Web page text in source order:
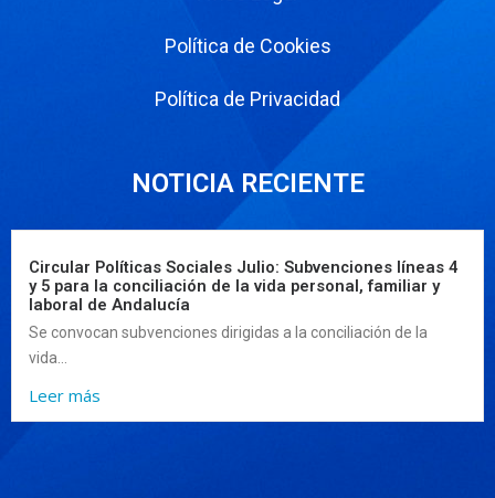
Política de Cookies
Política de Privacidad
NOTICIA RECIENTE
Circular Políticas Sociales Julio: Subvenciones líneas 4
y 5 para la conciliación de la vida personal, familiar y
laboral de Andalucía
Se convocan subvenciones dirigidas a la conciliación de la
vida...
Leer más